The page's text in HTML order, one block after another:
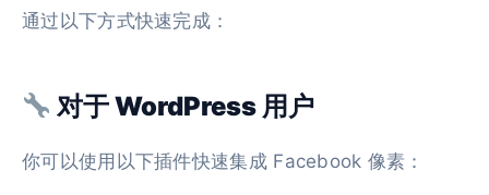
通过以下方式快速完成：
对于 WordPress 用户
你可以使用以下插件快速集成 Facebook 像素：